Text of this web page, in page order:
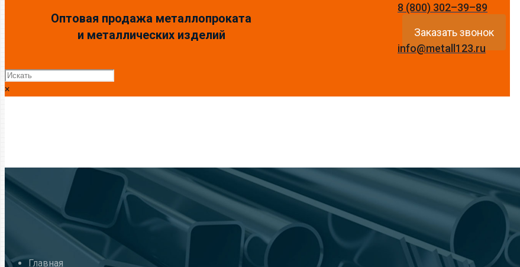
Оптовая продажа металлопроката
и металлических изделий
8 (800) 302–39–89
Заказать звонок
info@metall123.ru
×
Главная